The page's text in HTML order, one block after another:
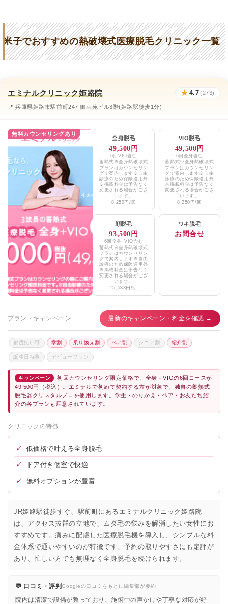
山本クリニック ★3.5 / 5（92件）
米子こどもクリニック ★3.9 / 5（67件）
林原医院 ★2.9 / 5（29件）
KAZUKI（カズキ）
成実ひふ科クリニック ★3.3 / 5（46件）
みらい内科クリニック ★5.0 / 5（2件）
しみず皮膚科医院 ★2.3 / 5（23件）
鳥取県済生会境港市総合病院 ★2.7 / 5（45件）
真誠会セントラルクリニック ★3.3 / 5（9件）
米子南整形外科クリニック ★4.5 / 5（27件）
エミナルクリニックメンズ姫路院
湘南美容クリニック姫路院
東京中央美容外科松江院 ★4.3 / 5（658件）
米子南整形外科クリニック ★4.5 / 5（27件）
富長大谷内科クリニック
山本クリニック ★3.7 / 5（96件）
たにぐちクリニック ★4.2 / 5（5件）
サクラギクリニック ★5.0 / 5（8件）
米子内科糖尿病クリニック ★4.3 / 5（32件）
おおの小児科内科医院
米子でおすすめの熱破壊式医療脱毛クリニック一覧
エミナルクリニック姫路院 ★ 4.7(273)
📍 兵庫県姫路市駅前町247 御幸苑ビル3階(姫路駅徒歩1分)
無料カウンセリングあり
全身脱毛
49,500円
6回VIO含む
蓄熱式※全身熱破壊式
プランはカウンセリン
グで案内します※自由
診療のため保険適用外
※掲載料金は予告なく
変更される場合がござ
います。
8,250円/回
VIO脱毛
49,500円
6回全身含む
蓄熱式※全身熱破壊式
プランはカウンセリン
グで案内します※自由
診療のため保険適用外
※掲載料金は予告なく
変更される場合がござ
います。
8,250円/回
顔脱毛
93,500円
6回全身+VIO含む
蓄熱式※全身熱破壊式
プランはカウンセリン
グで案内します※自由
診療のため保険適用外
※掲載料金は予告なく
変更される場合がござ
います。
15,583円/回
ワキ脱毛
お問合せ
プラン・キャンペーン 最新のキャンペーン・料金を確認 →
都度払い可 学割 乗り換え割 ペア割 シニア割 紹介割
誕生日特典 デビュープラン
キャンペーン
初回カウンセリング限定価格で、全身＋VIOの6回コースが
49,500円（税込）。エミナルで初めて契約する方が対象で、独自の蓄熱式
脱毛器クリスタルプロを使用します。学生・のりかえ・ペア・お友だち紹
介の各プランも用意されています。
クリニックの特徴
✓ 低価格で叶える全身脱毛
✓ ドア付き個室で快適
✓ 無料オプションが豊富
JR姫路駅徒歩すぐ、駅前町にあるエミナルクリニック姫路院
は、アクセス抜群の立地で、ムダ毛の悩みを解消したい女性にお
すすめです。痛みに配慮した医療脱毛機を導入し、シンプルな料
金体系で通いやすいのが特徴です。予約の取りやすさにも定評が
あり、忙しい方でも無理なく全身脱毛を続けられます。
💬 口コミ・評判Googleの口コミをもとに編集部が要約
院内は清潔で設備が整っており、施術中の声かけや丁寧な対応が好